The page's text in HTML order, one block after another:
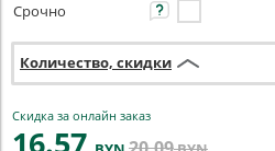
Срочно
Количество, скидки
Скидка за онлайн заказ